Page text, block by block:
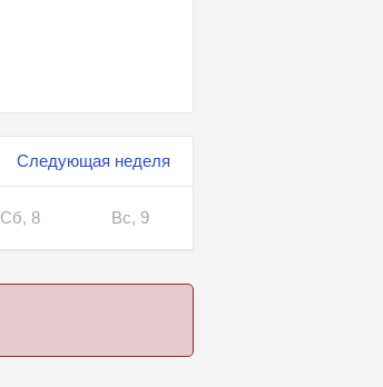
Следующая неделя
Сб, 8 Вс, 9